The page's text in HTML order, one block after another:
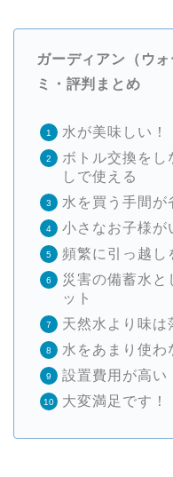
ガーディアン（ウ
ミ・評判まとめ
水が美味しい！
ボトル交換をし
しで使える
水を買う手間が
小さなお子様が
頻繁に引っ越し
災害の備蓄水と
ット
天然水より味は
水をあまり使わ
設置費用が高い
大変満足です！